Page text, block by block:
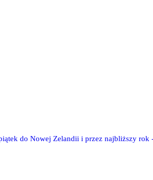
do Nowej Zelandii i przez najbliższy rok